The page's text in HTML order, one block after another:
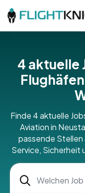
4 aktuelle
Finde 4 aktuelle
Aviation in
passende Stellen
Service, Sicherheit